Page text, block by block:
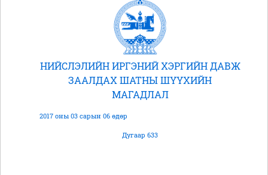
НИЙСЛЭЛИЙН ИРГЭНИЙ ХЭРГИЙН ДАВЖ
ЗААЛДАХ ШАТНЫ ШҮҮХИЙН
МАГАДЛАЛ
2017 оны 03 сарын 06 өдөр
Дугаар 633